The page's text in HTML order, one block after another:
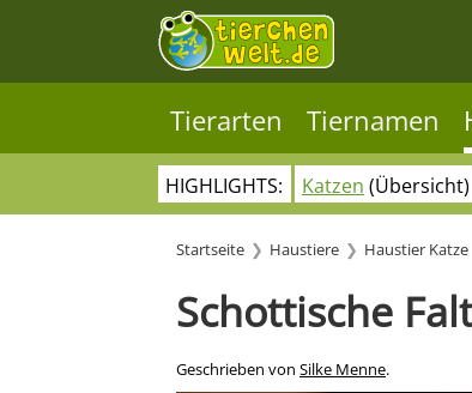
Tierarten Tiernamen
HIGHLIGHTS: Katzen (Übersicht)
Startseite Haustiere Haustier Katze
Schottische
Geschrieben von Silke Menne.